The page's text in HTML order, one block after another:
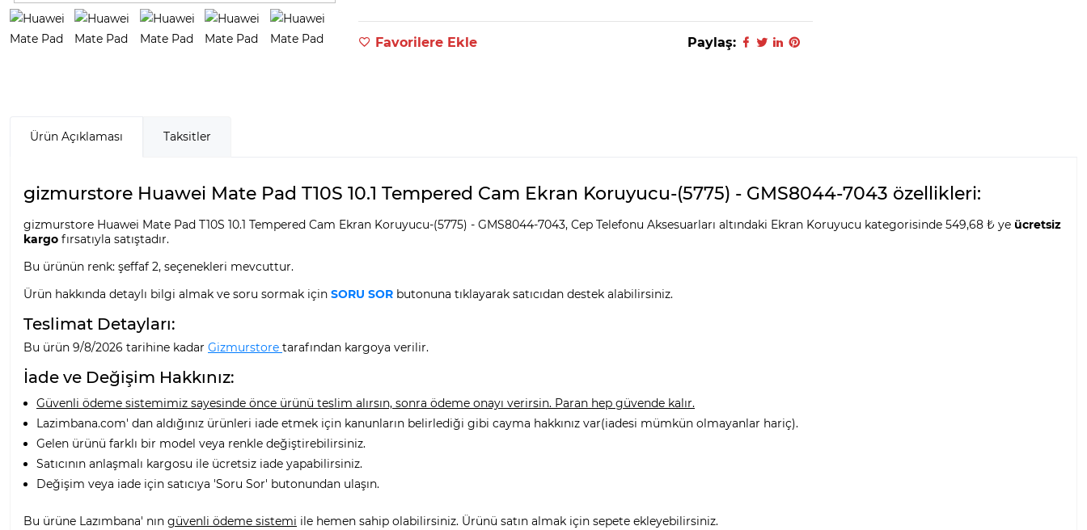
Favorilere Ekle Paylaş:
Ürün Açıklaması Taksitler
gizmurstore Huawei Mate Pad T10S 10.1 Tempered Cam Ekran Koruyucu-(5775) - GMS8044-7043 özellikleri:
gizmurstore Huawei Mate Pad T10S 10.1 Tempered Cam Ekran Koruyucu-(5775) - GMS8044-7043, Cep Telefonu Aksesuarları altındaki Ekran Koruyucu kategorisinde 549,68 ₺ ye ücretsiz
kargo fırsatıyla satıştadır.
Bu ürünün renk: şeffaf 2, seçenekleri mevcuttur.
Ürün hakkında detaylı bilgi almak ve soru sormak için SORU SOR butonuna tıklayarak satıcıdan destek alabilirsiniz.
Teslimat Detayları:
Bu ürün 9/8/2026 tarihine kadar Gizmurstore tarafından kargoya verilir.
İade ve Değişim Hakkınız:
Güvenli ödeme sistemimiz sayesinde önce ürünü teslim alırsın, sonra ödeme onayı verirsin. Paran hep güvende kalır.
Lazimbana.com' dan aldığınız ürünleri iade etmek için kanunların belirlediği gibi cayma hakkınız var(iadesi mümkün olmayanlar hariç).
Gelen ürünü farklı bir model veya renkle değiştirebilirsiniz.
Satıcının anlaşmalı kargosu ile ücretsiz iade yapabilirsiniz.
Değişim veya iade için satıcıya 'Soru Sor' butonundan ulaşın.
Bu ürüne Lazımbana' nın güvenli ödeme sistemi ile hemen sahip olabilirsiniz. Ürünü satın almak için sepete ekleyebilirsiniz.